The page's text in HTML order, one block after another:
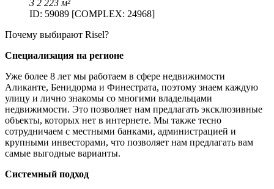
3 2 223 м²
ID: 59089 [COMPLEX: 24968]
Почему выбирают Risel?
Специализация на регионе
Уже более 8 лет мы работаем в сфере недвижимости
Аликанте, Бенидорма и Финестрата, поэтому знаем каждую
улицу и лично знакомы со многими владельцами
недвижимости. Это позволяет нам предлагать эксклюзивные
объекты, которых нет в интернете. Мы также тесно
сотрудничаем с местными банками, администрацией и
крупными инвесторами, что позволяет нам предлагать вам
самые выгодные варианты.
Системный подход